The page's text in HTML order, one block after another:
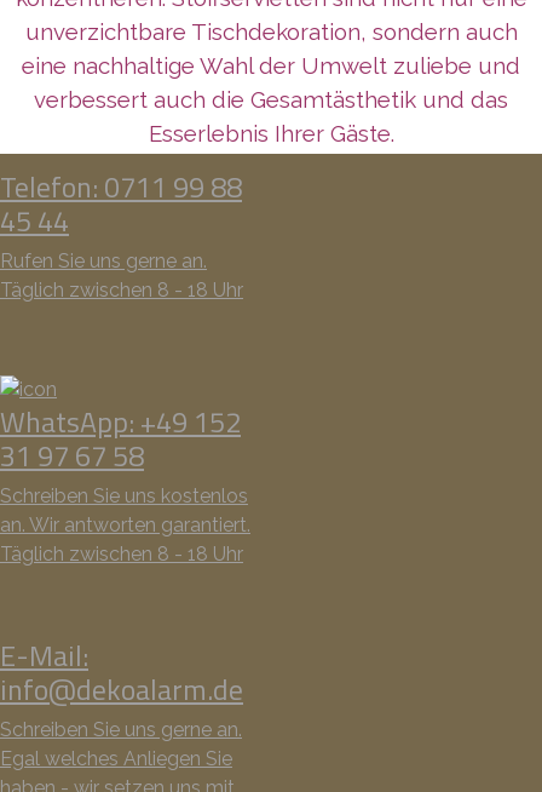
unverzichtbare Tischdekoration, sondern auch
eine nachhaltige Wahl der Umwelt zuliebe und
verbessert auch die Gesamtästhetik und das
Esserlebnis Ihrer Gäste.
Telefon: 0711 99 88
45 44
Rufen Sie uns gerne an.
Täglich zwischen 8 - 18 Uhr
WhatsApp: +49 152
31 97 67 58
Schreiben Sie uns kostenlos
an. Wir antworten garantiert.
Täglich zwischen 8 - 18 Uhr
E-Mail:
info@dekoalarm.de
Schreiben Sie uns gerne an.
Egal welches Anliegen Sie
haben - wir setzen uns mit